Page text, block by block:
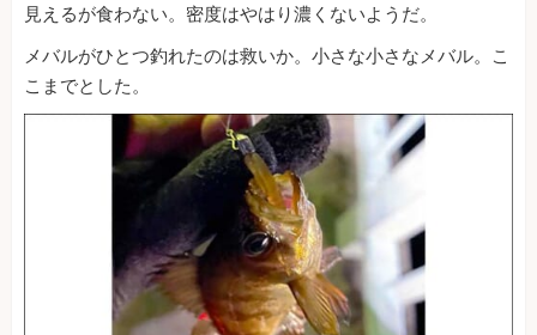
見えるが食わない。密度はやはり濃くないようだ。
メバルがひとつ釣れたのは救いか。小さな小さなメバル。こ
こまでとした。